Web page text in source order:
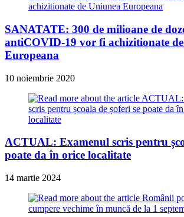
SANATATE: 300 de milioane de
antiCOVID-19 vor fi achizitionate
Europeana
10 noiembrie 2020
ACTUAL: Examenul scris pentru
poate da în orice localitate
14 martie 2024